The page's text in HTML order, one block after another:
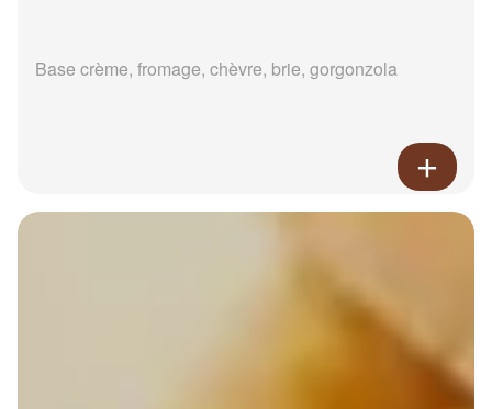
Base crème, fromage, chèvre, brie, gorgonzola